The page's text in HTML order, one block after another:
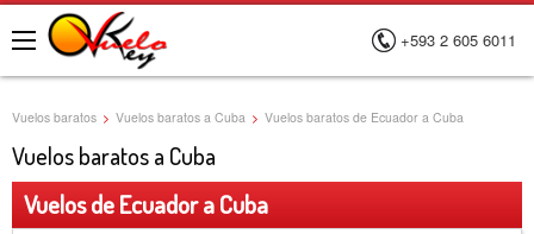
Menú +593 2 605 6011
Vuelos baratos > Vuelos baratos a Cuba > Vuelos baratos de Ecuador a Cuba
Vuelos baratos a Cuba
Vuelos de Ecuador a Cuba